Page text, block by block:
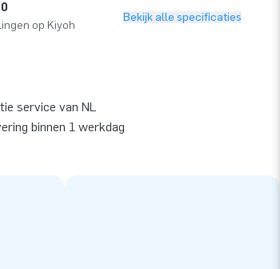
op Kiyoh
Bekijk alle specificaties
service van NL
binnen 1 werkdag